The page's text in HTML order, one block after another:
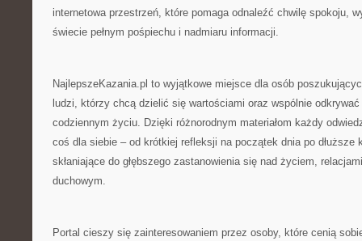
internetowa przestrzeń, które pomaga odnaleźć chwilę spokoju,
świecie pełnym pośpiechu i nadmiaru informacji.
NajlepszeKazania.pl to wyjątkowe miejsce dla osób
ludzi, którzy chcą dzielić się wartościami oraz wspólnie
codziennym życiu. Dzięki różnorodnym materiałom każdy
coś dla siebie – od krótkiej refleksji na początek dnia po dłuższe
skłaniające do głębszego zastanowienia się nad życiem,
duchowym.
Portal cieszy się zainteresowaniem przez osoby, które cenią